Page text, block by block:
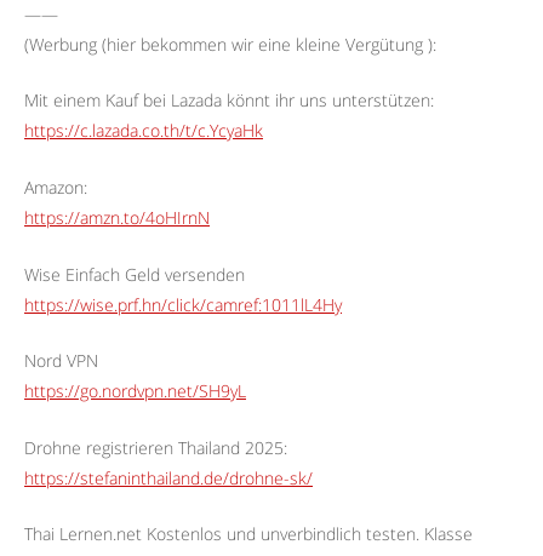
——
(Werbung (hier bekommen wir eine kleine Vergütung ):
Mit einem Kauf bei Lazada könnt ihr uns unterstützen:
https://c.lazada.co.th/t/c.YcyaHk
Amazon:
https://amzn.to/4oHIrnN
Wise Einfach Geld versenden
https://wise.prf.hn/click/camref:1011lL4Hy
Nord VPN
https://go.nordvpn.net/SH9yL
Drohne registrieren Thailand 2025:
https://stefaninthailand.de/drohne-sk/
Thai Lernen.net Kostenlos und unverbindlich testen. Klasse